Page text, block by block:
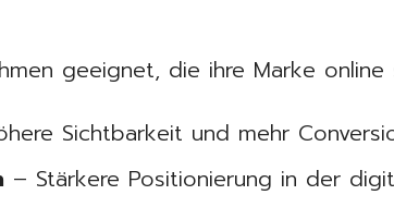
geeignet, die ihre Marke
Sichtbarkeit und mehr
– Stärkere Positionierung in der